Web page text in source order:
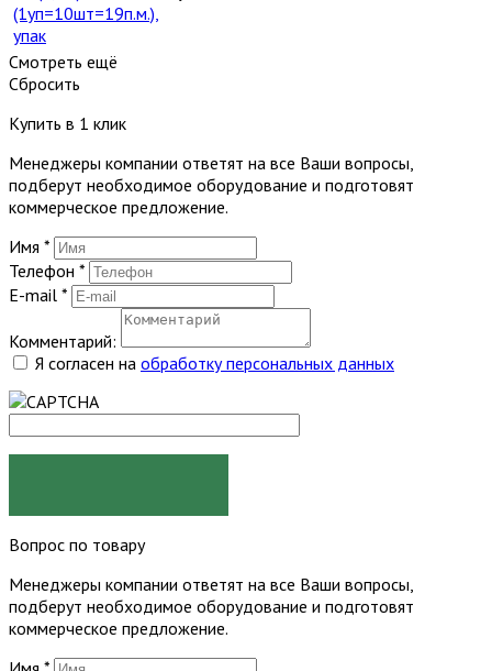
(1уп=10шт=19п.м.),
упак
Смотреть ещё
Сбросить
Купить в 1 клик
Менеджеры компании ответят на все Ваши вопросы,
подберут необходимое оборудование и подготовят
коммерческое предложение.
Имя *
Телефон *
E-mail *
Комментарий:
Я согласен на обработку персональных данных
Вопрос по товару
Менеджеры компании ответят на все Ваши вопросы,
подберут необходимое оборудование и подготовят
коммерческое предложение.